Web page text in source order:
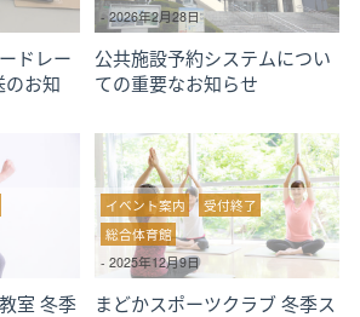
ドレー
のお知
-2026年2月28日
公共施設予約システムについ
ての重要なお知らせ
室 冬季
イベント案内
受付終了
総合体育館
-2025年12月9日
まどかスポーツクラブ 冬季ス